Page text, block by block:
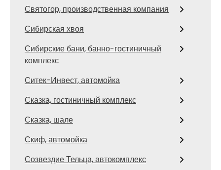
Святогор, производственная компания
Сибирская хвоя
Сибирские бани, банно-гостиничный
комплекс
Ситек-Инвест, автомойка
Сказка, гостиничный комплекс
Сказка, шале
Скиф, автомойка
Созвездие Тельца, автокомплекс